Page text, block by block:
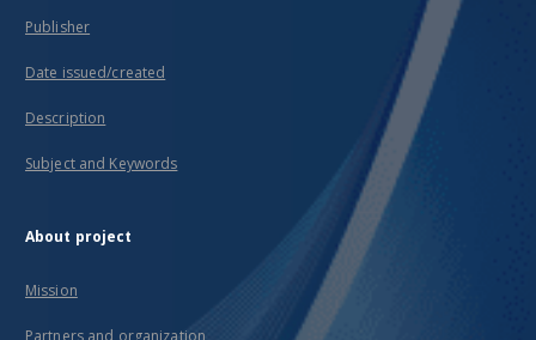
Publisher
Date issued/created
Description
Subject and Keywords
About project
Mission
Partners and organization